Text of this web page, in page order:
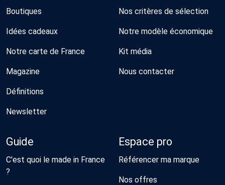
Boutiques
Idées cadeaux
Notre carte de France
Magazine
Définitions
Newsletter
Nos critères de sélection
Notre modèle économique
Kit média
Nous contacter
Guide
C'est quoi le made in France
?
Espace pro
Référencer ma marque
Nos offres